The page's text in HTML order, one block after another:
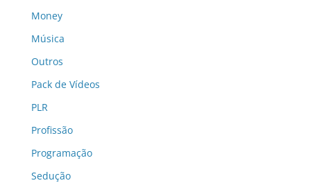
Money
Música
Outros
Pack de Vídeos
PLR
Profissão
Programação
Sedução